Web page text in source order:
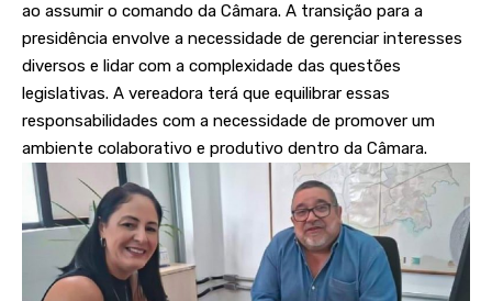
ao assumir o comando da Câmara. A transição para a
presidência envolve a necessidade de gerenciar interesses
diversos e lidar com a complexidade das questões
legislativas. A vereadora terá que equilibrar essas
responsabilidades com a necessidade de promover um
ambiente colaborativo e produtivo dentro da Câmara.